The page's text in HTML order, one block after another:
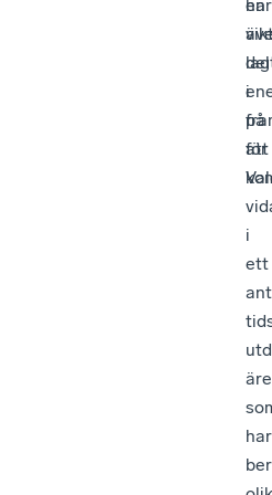
en
del
i
för
har
på
att
i
ett
har